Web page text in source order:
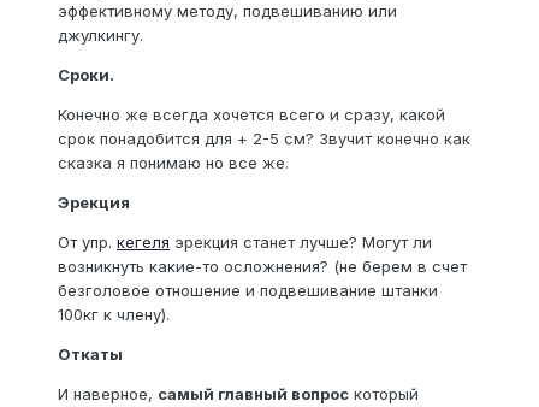
эффективному методу, подвешиванию или
джулкингу.
Сроки.
Конечно же всегда хочется всего и сразу, какой
срок понадобится для + 2-5 см? Звучит конечно как
сказка я понимаю но все же.
Эрекция
От упр. кегеля эрекция станет лучше? Могут ли
возникнуть какие-то осложнения? (не берем в счет
безголовое отношение и подвешивание штанки
100кг к члену).
Откаты
И наверное, самый главный вопрос который